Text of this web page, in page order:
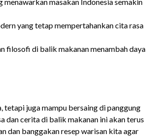
yang tetap mempertahankan cita rasa
filosofi di balik makanan menambah daya
tetapi juga mampu bersaing di panggung
dan cerita di balik makanan ini akan terus
dan banggakan resep warisan kita agar